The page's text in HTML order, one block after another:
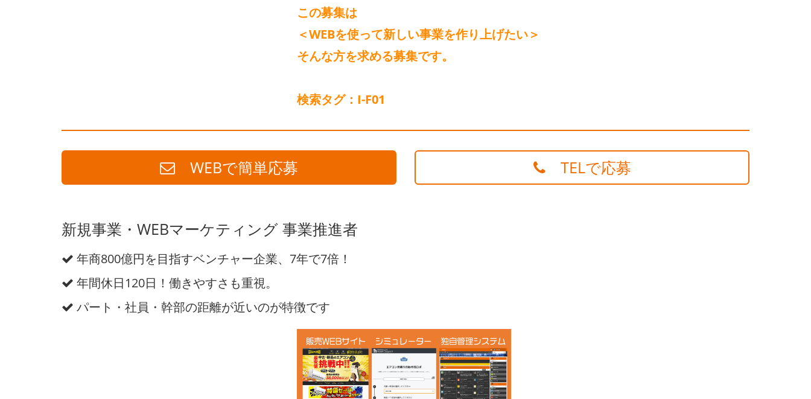
この募集は
＜WEBを使って新しい事業を作り上げたい＞
そんな方を求める募集です。
検索タグ：I-F01
WEBで簡単応募 TELで応募
新規事業・WEBマーケティング 事業推進者
年商800億円を目指すベンチャー企業、7年で7倍！
年間休日120日！働きやすさも重視。
パート・社員・幹部の距離が近いのが特徴です